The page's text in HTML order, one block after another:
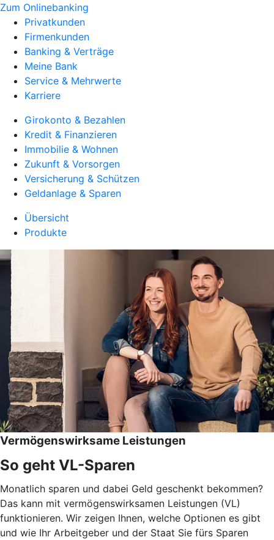
Zum Onlinebanking
Privatkunden
Firmenkunden
Banking & Verträge
Meine Bank
Service & Mehrwerte
Karriere
Girokonto & Bezahlen
Kredit & Finanzieren
Immobilie & Wohnen
Zukunft & Vorsorgen
Versicherung & Schützen
Geldanlage & Sparen
Übersicht
Produkte
Vermögenswirksame Leistungen
So geht VL-Sparen
Monatlich sparen und dabei Geld geschenkt bekommen?
Das kann mit vermögenswirksamen Leistungen (VL)
funktionieren. Wir zeigen Ihnen, welche Optionen es gibt
und wie Ihr Arbeitgeber und der Staat Sie fürs Sparen